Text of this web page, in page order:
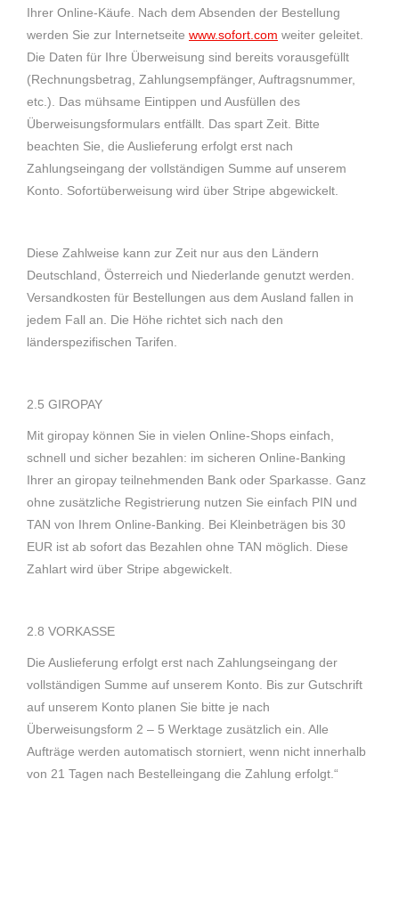
Ihrer Online-Käufe. Nach dem Absenden der Bestellung
werden Sie zur Internetseite www.sofort.com weiter geleitet.
Die Daten für Ihre Überweisung sind bereits vorausgefüllt
(Rechnungsbetrag, Zahlungsempfänger, Auftragsnummer,
etc.). Das mühsame Eintippen und Ausfüllen des
Überweisungsformulars entfällt. Das spart Zeit. Bitte
beachten Sie, die Auslieferung erfolgt erst nach
Zahlungseingang der vollständigen Summe auf unserem
Konto. Sofortüberweisung wird über Stripe abgewickelt.
Diese Zahlweise kann zur Zeit nur aus den Ländern
Deutschland, Österreich und Niederlande genutzt werden.
Versandkosten für Bestellungen aus dem Ausland fallen in
jedem Fall an. Die Höhe richtet sich nach den
länderspezifischen Tarifen.
2.5 GIROPAY
Mit giropay können Sie in vielen Online-Shops einfach,
schnell und sicher bezahlen: im sicheren Online-Banking
Ihrer an giropay teilnehmenden Bank oder Sparkasse. Ganz
ohne zusätzliche Registrierung nutzen Sie einfach PIN und
TAN von Ihrem Online-Banking. Bei Kleinbeträgen bis 30
EUR ist ab sofort das Bezahlen ohne TAN möglich. Diese
Zahlart wird über Stripe abgewickelt.
2.8 VORKASSE
Die Auslieferung erfolgt erst nach Zahlungseingang der
vollständigen Summe auf unserem Konto. Bis zur Gutschrift
auf unserem Konto planen Sie bitte je nach
Überweisungsform 2 – 5 Werktage zusätzlich ein. Alle
Aufträge werden automatisch storniert, wenn nicht innerhalb
von 21 Tagen nach Bestelleingang die Zahlung erfolgt.“